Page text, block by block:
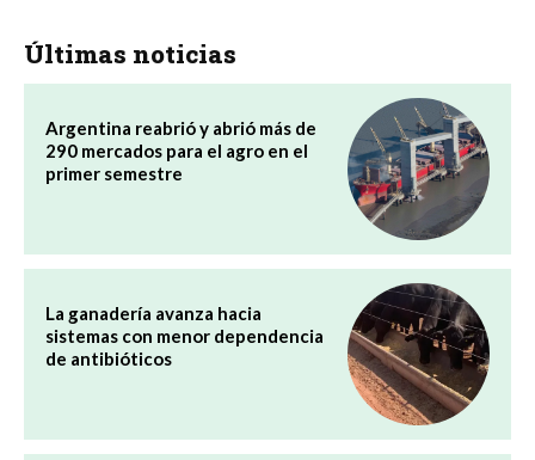
Últimas noticias
Argentina reabrió y abrió más de
290 mercados para el agro en el
primer semestre
La ganadería avanza hacia
sistemas con menor dependencia
de antibióticos